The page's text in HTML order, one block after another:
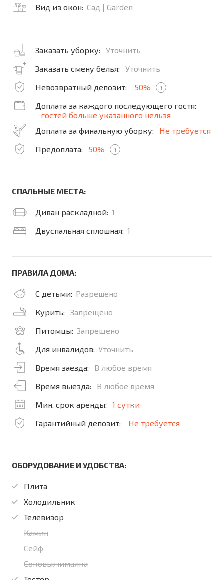
Вид из окон: Сад | Garden
Заказать уборку:
Уточнить
Заказать смену белья:
Уточнить
Невозвратный депозит:
50% ?
Доплата за каждого последующего гостя:
гостей больше указанного нельзя
Доплата за финальную уборку:
Не требуется
Предоплата:
50% ?
СПАЛЬНЫЕ МЕСТА:
Диван раскладной: 1
Двуспальная сплошная: 1
ПРАВИЛА ДОМА:
С детьми: Разрешено
Курить:
Запрещено
Питомцы: Запрещено
Для инвалидов: Уточнить
Время заезда:
В любое время
Время выезда:
В любое время
Мин. срок аренды:
1 сутки
Гарантийный депозит:
Не требуется
ОБОРУДОВАНИЕ И УДОБСТВА:
Плита
Холодильник
Телевизор
Камин
Сейф
Соковыжималка